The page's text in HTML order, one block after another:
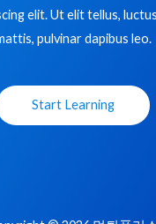
elit. Ut elit tellus,
pulvinar dapibus leo.​
Start Learning